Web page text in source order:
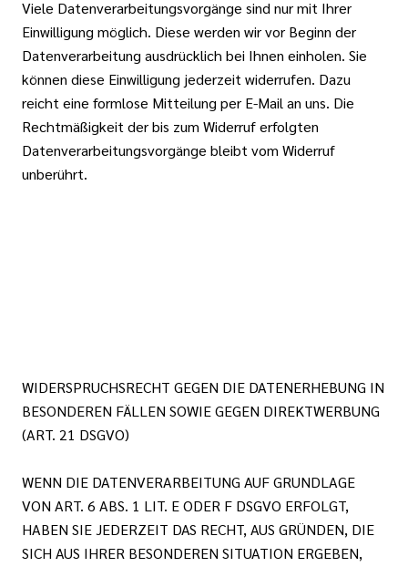
Viele Datenverarbeitungsvorgänge sind nur mit Ihrer
Einwilligung möglich. Diese werden wir vor Beginn der
Datenverarbeitung ausdrücklich bei Ihnen einholen. Sie
können diese Einwilligung jederzeit widerrufen. Dazu
reicht eine formlose Mitteilung per E-Mail an uns. Die
Rechtmäßigkeit der bis zum Widerruf erfolgten
Datenverarbeitungsvorgänge bleibt vom Widerruf
unberührt.
WIDERSPRUCHSRECHT GEGEN DIE DATENERHEBUNG IN
BESONDEREN FÄLLEN SOWIE GEGEN DIREKTWERBUNG
(ART. 21 DSGVO)
WENN DIE DATENVERARBEITUNG AUF GRUNDLAGE
VON ART. 6 ABS. 1 LIT. E ODER F DSGVO ERFOLGT,
HABEN SIE JEDERZEIT DAS RECHT, AUS GRÜNDEN, DIE
SICH AUS IHRER BESONDEREN SITUATION ERGEBEN,